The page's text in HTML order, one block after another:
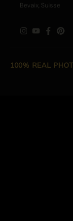
Bevaix, Suisse
100% REAL